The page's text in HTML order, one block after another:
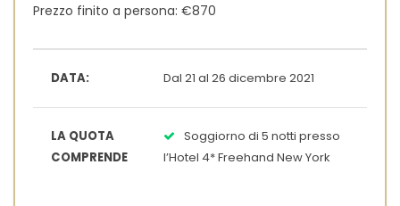
Prezzo finito a persona: €870
DATA: Dal 21 al 26 dicembre 2021
LA QUOTA
COMPRENDE
Soggiorno di 5 notti presso
l’Hotel 4* Freehand New York